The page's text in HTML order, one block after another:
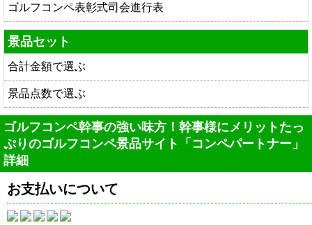
ゴルフコンペ表彰式司会進行表
景品セット
合計金額で選ぶ
景品点数で選ぶ
ゴルフコンペ幹事の強い味方！幹事様にメリットたっ
ぷりのゴルフコンペ景品サイト「コンペパートナー」
詳細
お支払いについて